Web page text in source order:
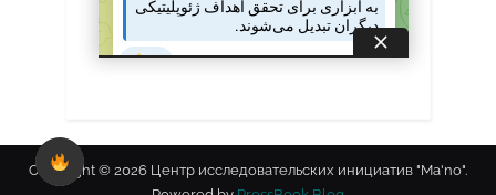
Copyright © 2026 Центр исследовательских инициатив "Ma'no".